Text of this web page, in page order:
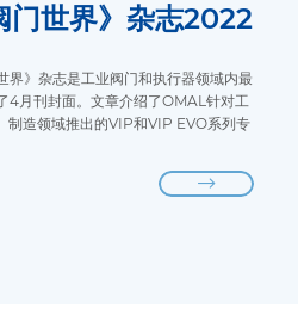
世界》杂志2022
界》杂志是工业阀门和执行器领域内最
4月刊封面。文章介绍了OMAL针对工
制造领域推出的VIP和VIP EVO系列专